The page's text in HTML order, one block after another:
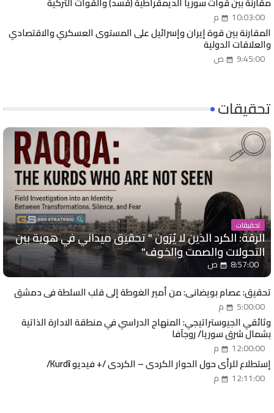
10:03:00 م
المقارنة بين قوة إيران وإسرائيل على المستوى العسكري والاقتصادي
والعلاقات الدولية
9:45:00 ص
تحقيقات
تحقيقات
الرقة: الكرد الذين لا يُرَون " تحقيق ميداني في هوية بين
التحولات والصمت والخوف"
8:57:00 ص
تحقيق: عصام بويضاني: من أمير الغوطة إلى قلب السلطة في دمشق
5:00:00 م
وثائقي الجيوستراتيجي: المنهاج الدراسي في منطقة الادارة الذاتية
بشمال شرق سوريا/ روجآفا
12:00:00 م
إستطلاع للرأي حول الحوار الكردي – الكردي /+ فيديو Kurdȋ/
12:11:00 م